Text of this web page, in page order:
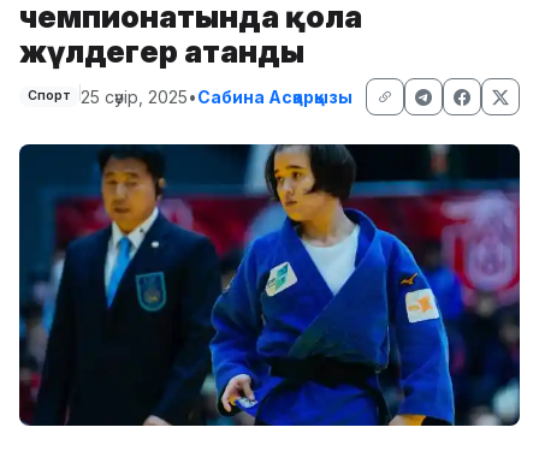
чемпионатында қола
жүлдегер атанды
Спорт 25 сәуір, 2025•Сабина Асқарқызы